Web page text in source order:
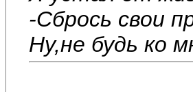
-Сбрось свои
Ну,не будь ко